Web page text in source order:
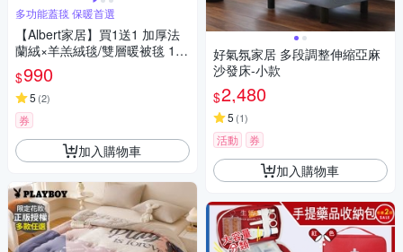
多功能蓋毯 保暖首選
【Albert家居】買1送1 加厚法
蘭絨×羊羔絨毯/雙層暖被毯 150
×200cm 多色任選 (第2件備註
花色,未備註隨機出)
$990
5 (2)
券
加入購物車
好氣氛家居 多段調整伸縮亞麻
沙發床-小款
$2,480
5 (1)
活動 券
加入購物車